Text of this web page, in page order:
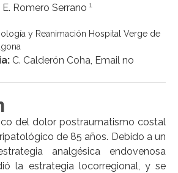
E. Romero Serrano 1
y Reanimación Hospital Verge de
C. Calderón Coha, Email no
del dolor postraumatismo costal
de 85 años. Debido a un
analgésica endovenosa
la estrategia locorregional, y se